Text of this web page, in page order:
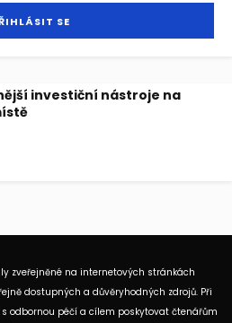
investiční nástroje na
zveřejněné na internetových stránkách
dostupných a důvěryhodných zdrojů. Při
odbornou péčí a cílem poskytovat čtenářům